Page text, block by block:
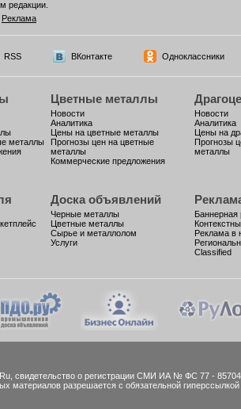
редакции.
Реклама
RSS ВКонтакте Одноклассники
металлы
Цветные металлы
Новости
Аналитика
Цены на цветные металлы
Прогнозы цен на цветные
металлы
Коммерческие предложения
Новости
Аналитика
Цены на
Прогнозы
металлы
Доска объявлений
Черные металлы
Цветные металлы
Сырье и металлолом
Услуги
Баннерная
Реклама в
Classified
cвидетельство о регистрации СМИ ИА № ФС 77 - 85704
материалов разрешается с обязательной гиперссылкой